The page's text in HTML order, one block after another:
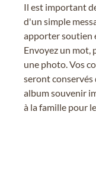
Il est important
d'un simple
apporter soutien
Envoyez un mot,
une photo. Vos
seront conservés
album souvenir
à la famille pour